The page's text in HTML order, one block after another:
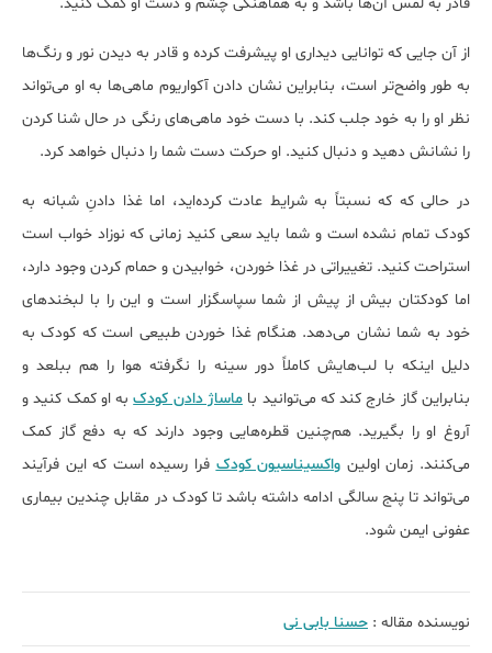
از آن جایی که توانایی دیداری او پیشرفت کرده و قادر به دیدن نور و رنگ‌ها
به طور واضح‌تر است، بنابراین نشان دادن آکواریوم ماهی‌ها به او می‌تواند
نظر او را به خود جلب کند. با دست خود ماهی‌های رنگی در حال شنا کردن
را نشانش دهید و دنبال کنید. او حرکت دست شما را دنبال خواهد کرد.
در حالی که که نسبتاً به شرایط عادت کرده‌اید، اما غذا دادنِ شبانه به
کودک تمام نشده است و شما باید سعی کنید زمانی که نوزاد خواب است
استراحت کنید. تغییراتی در غذا خوردن، خوابیدن و حمام کردن وجود دارد،
اما کودکتان بیش از پیش از شما سپاسگزار است و این را با لبخندهای
خود به شما نشان می‌دهد. هنگام غذا خوردن طبیعی است که کودک به
دلیل اینکه با لب‌هایش کاملاً دور سینه را نگرفته هوا را هم ببلعد و
بنابراین گاز خارج کند که می‌توانید با ماساژ دادن کودکبه او کمک کنید و
آروغ او را بگیرید. هم‌چنین قطره‌هایی وجود دارند که به دفع گاز کمک
می‌کنند. زمان اولین واکسیناسیون کودک فرا رسیده است که این فرآیند
می‌تواند تا پنج سالگی ادامه داشته باشد تا کودک در مقابل چندین بیماری
عفونی ایمن شود.
نویسنده مقاله : حسنا بابی نی